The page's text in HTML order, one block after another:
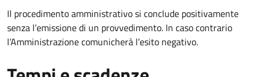
Il procedimento amministrativo si conclude positivamente
senza l’emissione di un provvedimento. In caso contrario
l’Amministrazione comunicherà l’esito negativo.